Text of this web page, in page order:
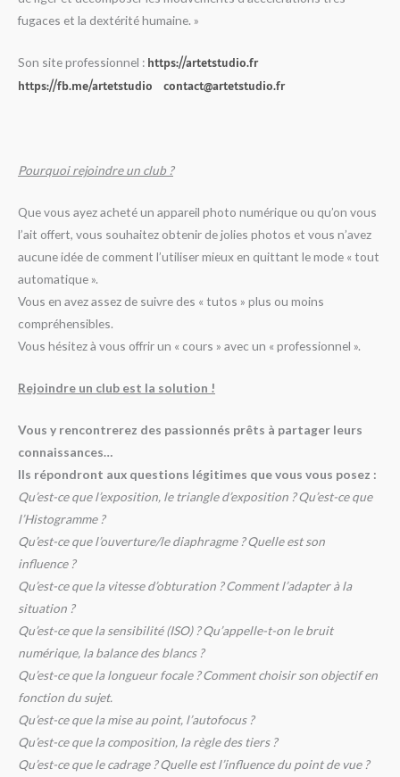
fugaces et la dextérité humaine. »
Son site professionnel : https://artetstudio.fr
https://fb.me/artetstudio
contact@artetstudio.fr
Pourquoi rejoindre un club ?
Que vous ayez acheté un appareil photo numérique ou qu’on vous
l’ait offert, vous souhaitez obtenir de jolies photos et vous n’avez
aucune idée de comment l’utiliser mieux en quittant le mode « tout
automatique ».
Vous en avez assez de suivre des « tutos » plus ou moins
compréhensibles.
Vous hésitez à vous offrir un « cours » avec un « professionnel ».
Rejoindre un club est la solution !
Vous y rencontrerez des passionnés prêts à partager leurs
connaissances…
Ils répondront aux questions légitimes que vous vous posez :
Qu’est-ce que l’exposition, le triangle d’exposition ? Qu’est-ce que
l’Histogramme ?
Qu’est-ce que l’ouverture/le diaphragme ? Quelle est son
influence ?
Qu’est-ce que la vitesse d’obturation ? Comment l’adapter à la
situation ?
Qu’est-ce que la sensibilité (ISO) ? Qu’appelle-t-on le bruit
numérique, la balance des blancs ?
Qu’est-ce que la longueur focale ? Comment choisir son objectif en
fonction du sujet.
Qu’est-ce que la mise au point, l’autofocus ?
Qu’est-ce que la composition, la règle des tiers ?
Qu’est-ce que le cadrage ? Quelle est l’influence du point de vue ?